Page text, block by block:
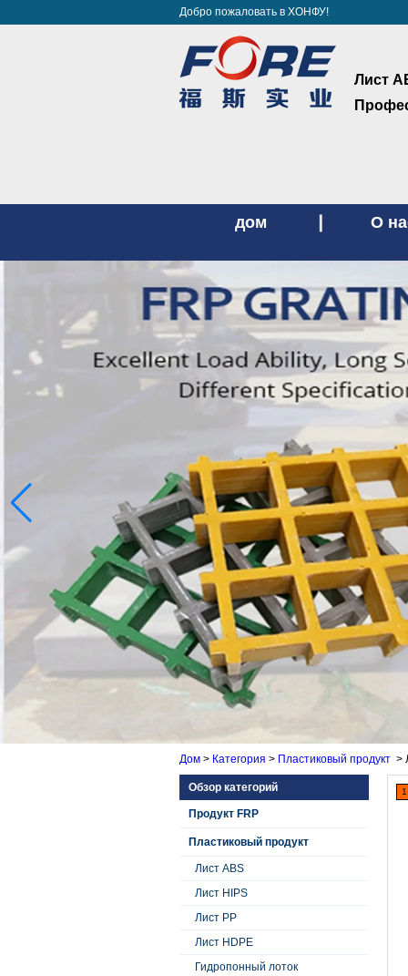
Добро пожаловать в ХОНФУ!
Лист
дом О
Дом> Категория > Пластиковый продукт>
Обзор категорий
Продукт FRP
Пластиковый продукт
Лист ABS
Лист HIPS
Лист PP
Лист HDPE
Гидропонный лоток
1